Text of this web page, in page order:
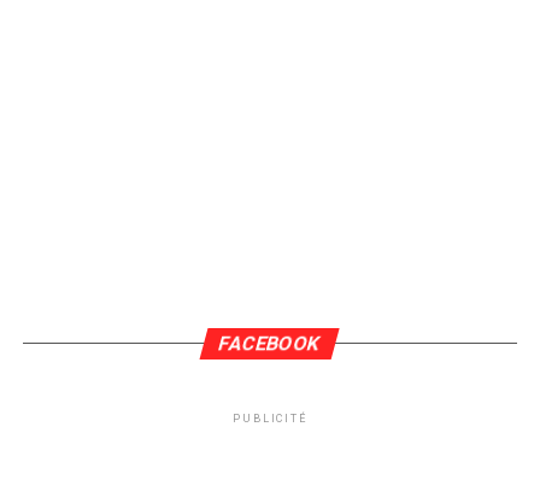
FACEBOOK
PUBLICITÉ